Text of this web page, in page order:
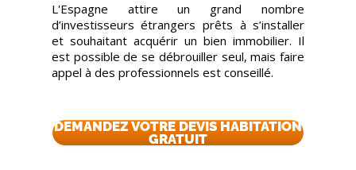
L'Espagne attire un grand nombre
d’investisseurs étrangers prêts à s’installer
et souhaitant acquérir un bien immobilier. Il
est possible de se débrouiller seul, mais faire
appel à des professionnels est conseillé.
DEMANDEZ VOTRE DEVIS HABITATION
GRATUIT